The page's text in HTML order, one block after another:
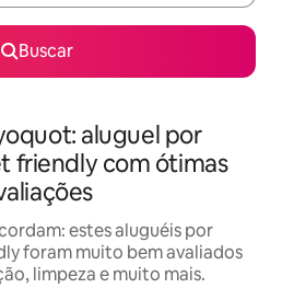
Buscar
aluguel por
friendly com ótimas
estes aluguéis por
foram muito bem avaliados
limpeza e muito mais.